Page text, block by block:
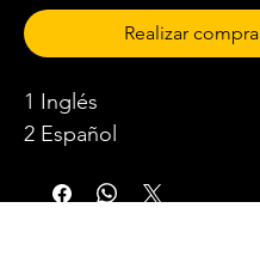
Realizar compra
1 Inglés
2 Español